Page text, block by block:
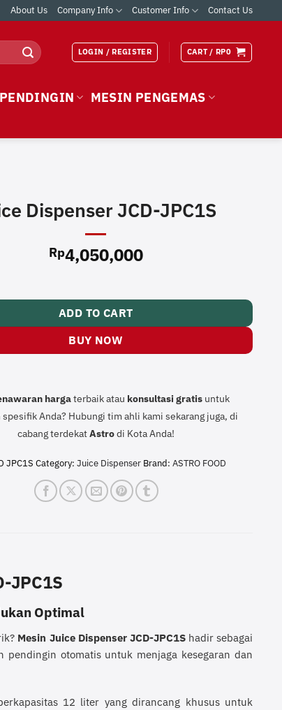
About Us Company Info Customer Info Contact Us
LOGIN / REGISTER CART / RP0
MESIN PENGEMAS
Dispenser JCD-JPC1S
Rp4,050,000
JCD-JPC1S quantity
ADD TO CART
BUY NOW
hargaterbaik atau konsultasigratis untuk
Anda? Hubungi tim ahli kami sekarang juga, di
cabang terdekatAstrodi Kota Anda!
JPC1S Category:Juice Dispenser Brand:ASTRO FOOD
JPC1S
Optimal
Mesin Juice Dispenser JCD-JPC1Shadir sebagai
otomatis untuk menjaga kesegaran dan
12 liter yang dirancang khusus untuk